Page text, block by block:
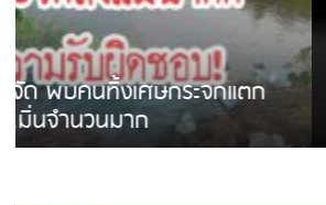
ชาวผาลั้ง โวย ไร้หน่วยงานดูแ
จัดการกันเอง